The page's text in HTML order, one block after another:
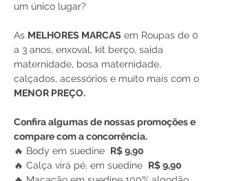
um único lugar?
As MELHORES MARCAS em Roupas de 0
a 3 anos, enxoval, kit berço, saida
maternidade, bosa maternidade,
calçados, acessórios e muito mais com o
MENOR PREÇO.
Confira algumas de nossas promoções e
compare com a concorrência.
🔥 Body em suedine R$ 9,90
🔥 Calça virá pé, em suedine R$ 9,90